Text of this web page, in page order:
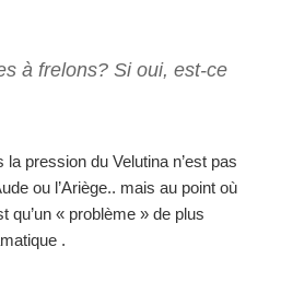
à frelons? Si oui, est-ce
pression du Velutina n’est pas
ou l’Ariège.. mais au point où
qu’un « problème » de plus
.